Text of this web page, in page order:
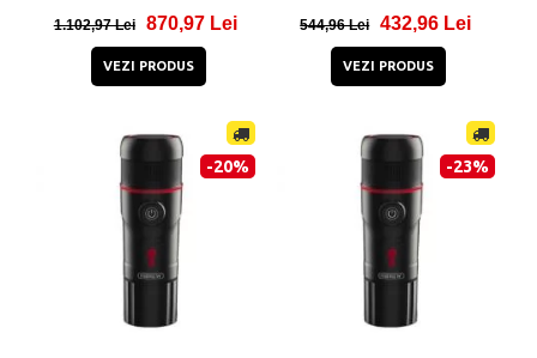
1.102,97 Lei 870,97 Lei
VEZI PRODUS
USB, Compatibil cu capsule
Nespresso, Dolce Gusto si
cafea macinata, Verde
544,96 Lei 432,96 Lei
VEZI PRODUS
-20% -23%